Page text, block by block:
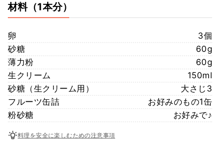
材料（1本分）
卵
3個
砂糖
60g
薄力粉
60g
生クリーム
150ml
砂糖（生クリーム用）
大さじ3
フルーツ缶詰
お好みのもの1缶
粉砂糖
お好みで♪
料理を安全に楽しむための注意事項